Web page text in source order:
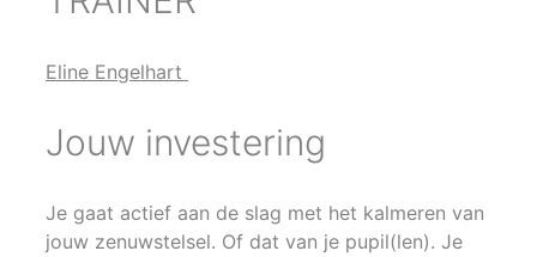
Eline Engelhart
Jouw investering
Je gaat actief aan de slag met het kalmeren van
jouw zenuwstelsel. Of dat van je pupil(len). Je